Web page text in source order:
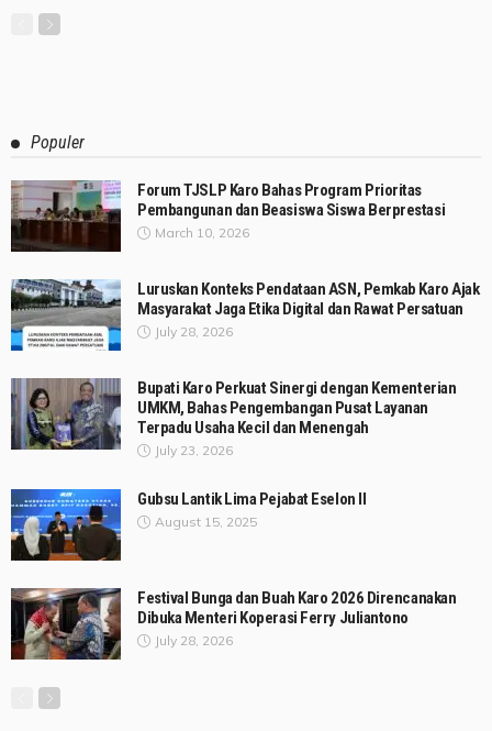
Populer
Forum TJSLP Karo Bahas Program Prioritas
Pembangunan dan Beasiswa Siswa Berprestasi
March 10, 2026
Luruskan Konteks Pendataan ASN, Pemkab Karo Ajak
Masyarakat Jaga Etika Digital dan Rawat Persatuan
July 28, 2026
Bupati Karo Perkuat Sinergi dengan Kementerian
UMKM, Bahas Pengembangan Pusat Layanan
Terpadu Usaha Kecil dan Menengah
July 23, 2026
Gubsu Lantik Lima Pejabat Eselon II
August 15, 2025
Festival Bunga dan Buah Karo 2026 Direncanakan
Dibuka Menteri Koperasi Ferry Juliantono
July 28, 2026